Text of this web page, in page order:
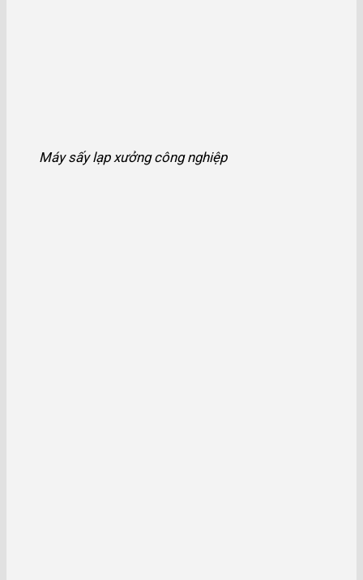
Máy sấy lạp xưởng công nghiệp